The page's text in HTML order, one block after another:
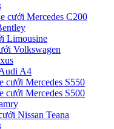
cưới Mercedes C200
Limousine
Volkswagen
A4
cưới Mercedes S550
cưới Mercedes S500
Nissan Teana